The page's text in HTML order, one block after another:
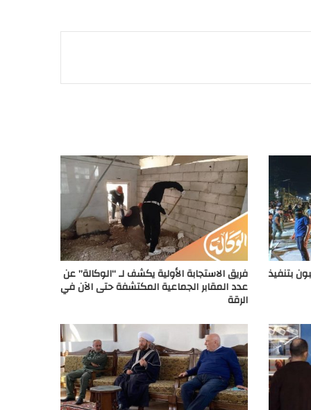
بتنفيذ فريق الاستجابة الأولية يكشف لـ “الوكالة” عن
عدد المقابر الجماعية المكتشفة حتى الآن في
الرقة